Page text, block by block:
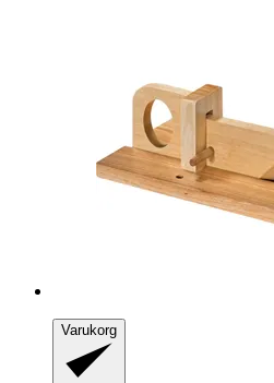
Varukorg